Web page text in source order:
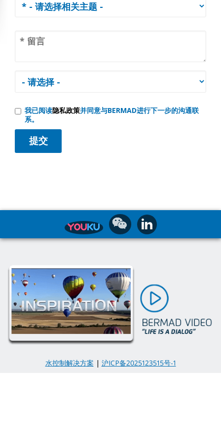
我已阅读隐私政策并同意与BERMAD进行下一步的沟通联
系。
水控制解决方案 | 沪ICP备2025123515号-1